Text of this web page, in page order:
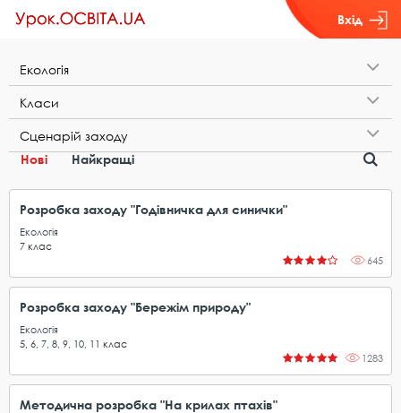
Вхід
Е​к​о​л​о​г​і​я
К​л​а​с​и
С​ц​е​н​а​р​і​й​ ​з​а​х​о​д​у
Нові
Найкращі
Розробка заходу "Годівничка для синички"
Екологія
7 клас
645
Розробка заходу "Бережім природу"
Екологія
5 6 7 8 9 10 11 клас
1283
Методична розробка "На крилах птахів"